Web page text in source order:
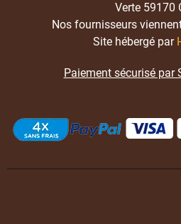
Verte 59170
Nos fournisseurs
Site hébergé par
Paiement sécurisé par